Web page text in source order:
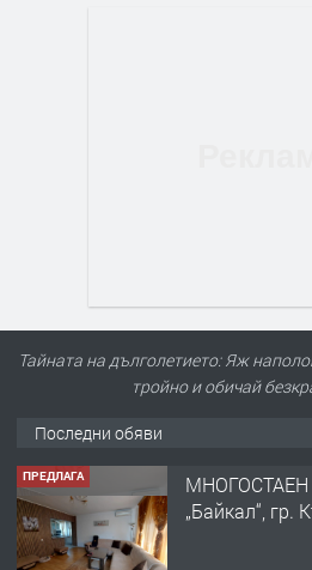
Тайната на дълголетието: Яж
тройно и обичай
Последни обяви
ПРЕДЛАГА
МНОГОСТАЕН
„Байкал“, гр.